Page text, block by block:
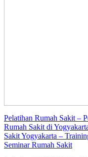
Pelatihan Rumah Sakit –
Rumah Sakit di
Sakit Yogyakarta –
Seminar Rumah Sakit